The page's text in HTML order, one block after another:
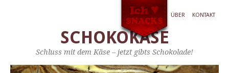
ÜBER KONTAKT
SCHOKOKÄSE
Schluss mit dem Käse – jetzt gibts Schokolade!